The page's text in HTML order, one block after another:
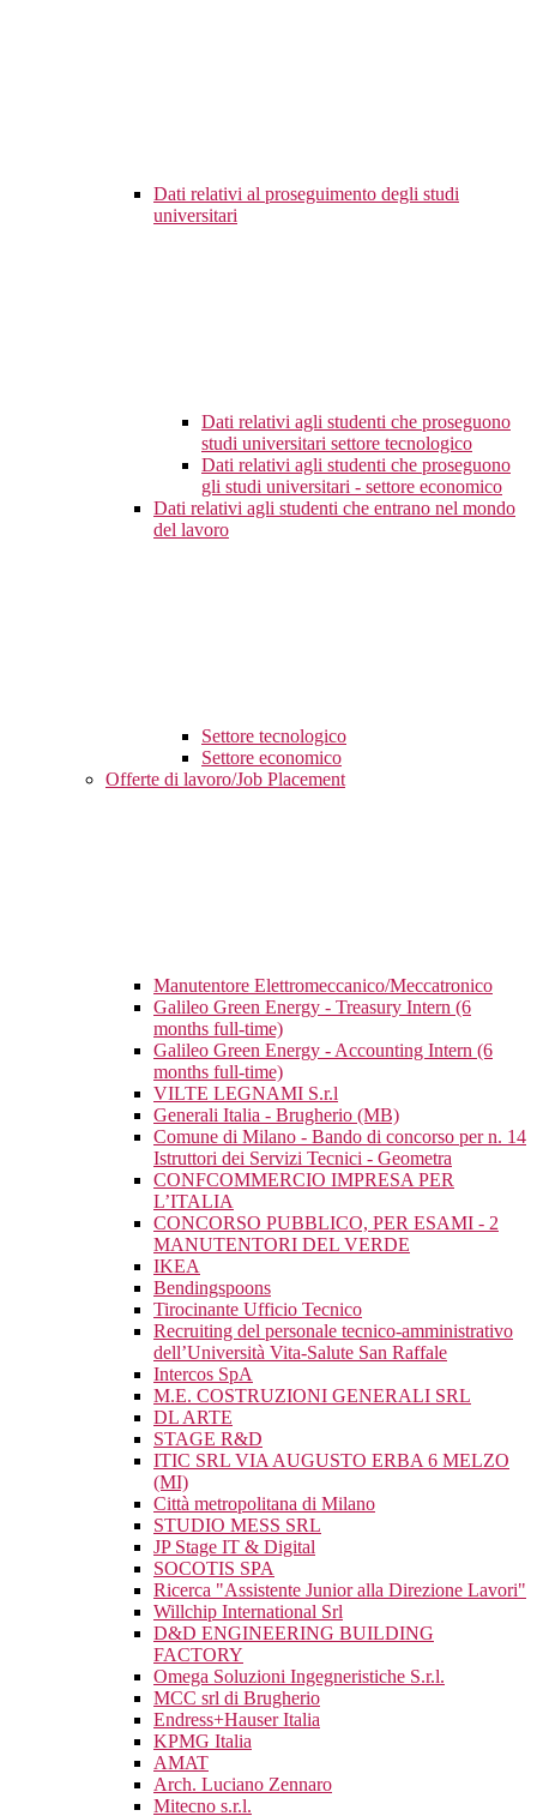
Dati relativi al proseguimento degli studi
universitari
Dati relativi agli studenti che proseguono
studi universitari settore tecnologico
Dati relativi agli studenti che proseguono
gli studi universitari - settore economico
Dati relativi agli studenti che entrano nel mondo
del lavoro
Settore tecnologico
Settore economico
Offerte di lavoro/Job Placement
Manutentore Elettromeccanico/Meccatronico
Galileo Green Energy - Treasury Intern (6
months full-time)
Galileo Green Energy - Accounting Intern (6
months full-time)
VILTE LEGNAMI S.r.l
Generali Italia - Brugherio (MB)
Comune di Milano - Bando di concorso per n. 14
Istruttori dei Servizi Tecnici - Geometra
CONFCOMMERCIO IMPRESA PER
L’ITALIA
CONCORSO PUBBLICO, PER ESAMI - 2
MANUTENTORI DEL VERDE
IKEA
Bendingspoons
Tirocinante Ufficio Tecnico
Recruiting del personale tecnico-amministrativo
dell’Università Vita-Salute San Raffale
Intercos SpA
M.E. COSTRUZIONI GENERALI SRL
DL ARTE
STAGE R&D
ITIC SRL VIA AUGUSTO ERBA 6 MELZO
(MI)
Città metropolitana di Milano
STUDIO MESS SRL
JP Stage IT & Digital
SOCOTIS SPA
Ricerca "Assistente Junior alla Direzione Lavori"
Willchip International Srl
D&D ENGINEERING BUILDING
FACTORY
Omega Soluzioni Ingegneristiche S.r.l.
MCC srl di Brugherio
Endress+Hauser Italia
KPMG Italia
AMAT
Arch. Luciano Zennaro
Mitecno s.r.l.